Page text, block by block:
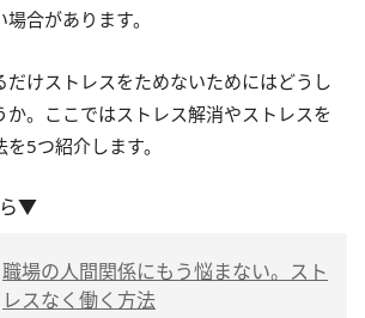
合があります。
だけストレスをためないためにはどうし
か。ここではストレス解消やストレスを
5つ紹介します。
ら▼
職場の人間関係にもう悩まない。スト
レスなく働く方法